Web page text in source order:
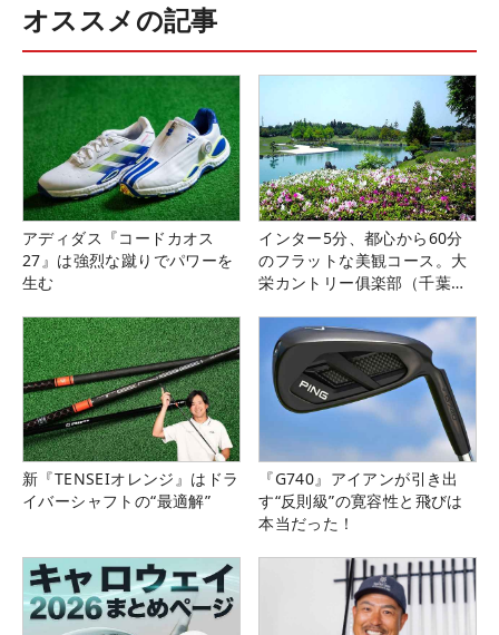
オススメの記事
アディダス『コードカオス
27』は強烈な蹴りでパワーを
生む
インター5分、都心から60分
のフラットな美観コース。大
栄カントリー俱楽部（千葉
新『TENSEIオレンジ』はドラ
イバーシャフトの“最適解”
『G740』アイアンが引き出
す“反則級”の寛容性と飛びは
本当だった！